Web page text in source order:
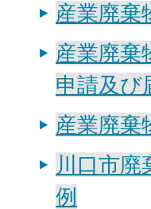
産業廃棄
産業廃棄
申請及び
産業廃棄
川口市
例